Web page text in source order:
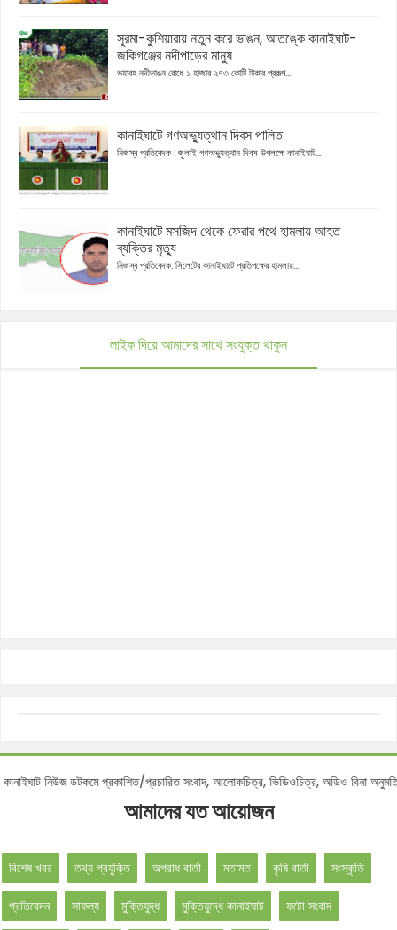
সুরমা-কুশিয়ারায় নতুন করে ভাঙন, আতঙ্কে কানাইঘাট-
জকিগঞ্জের নদীপাড়ের মানুষ
ভয়াবহ নদীভাঙন রোধে ১ হাজার ২৭৩ কোটি টাকার প্রকল্প...
কানাইঘাটে গণঅভ্যুত্থান দিবস পালিত
নিজস্ব প্রতিবেদক : জুলাই গণঅভ্যুত্থান দিবস উপলক্ষে কানাইঘাট...
কানাইঘাটে মসজিদ থেকে ফেরার পথে হামলায় আহত
ব্যক্তির মৃত্যু
নিজস্ব প্রতিবেদক: সিলেটের কানাইঘাটে প্রতিপক্ষের হামলায়...
লাইক দিয়ে আমাদের সাথে সংযুক্ত থাকুন
:কানাইঘাট নিউজ ডটকমে প্রকাশিত/প্রচারিত সংবাদ, আলোকচিত্র, ভিডিওচিত্র, অডিও
আমাদের যত আয়োজন
বিশেষ খবর তথ্য প্রযুক্তি অপরাধ বার্তা মতামত কৃষি বার্তা সংস্কৃতি
প্রতিবেদন সাফল্য মুক্তিযুদ্ধ মুক্তিযুদ্ধে কানাইঘাট ফটো সংবাদ